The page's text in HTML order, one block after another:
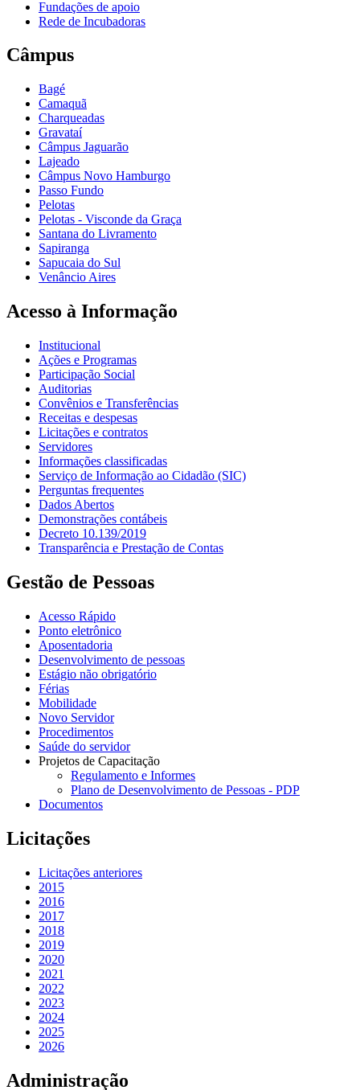
Fundações de apoio
Rede de Incubadoras
Câmpus
Bagé
Camaquã
Charqueadas
Gravataí
Câmpus Jaguarão
Lajeado
Câmpus Novo Hamburgo
Passo Fundo
Pelotas
Pelotas - Visconde da Graça
Santana do Livramento
Sapiranga
Sapucaia do Sul
Venâncio Aires
Acesso à Informação
Institucional
Ações e Programas
Participação Social
Auditorias
Convênios e Transferências
Receitas e despesas
Licitações e contratos
Servidores
Informações classificadas
Serviço de Informação ao Cidadão (SIC)
Perguntas frequentes
Dados Abertos
Demonstrações contábeis
Decreto 10.139/2019
Transparência e Prestação de Contas
Gestão de Pessoas
Acesso Rápido
Ponto eletrônico
Aposentadoria
Desenvolvimento de pessoas
Estágio não obrigatório
Férias
Mobilidade
Novo Servidor
Procedimentos
Saúde do servidor
Projetos de Capacitação
Regulamento e Informes
Plano de Desenvolvimento de Pessoas - PDP
Documentos
Licitações
Licitações anteriores
2015
2016
2017
2018
2019
2020
2021
2022
2023
2024
2025
2026
Administração